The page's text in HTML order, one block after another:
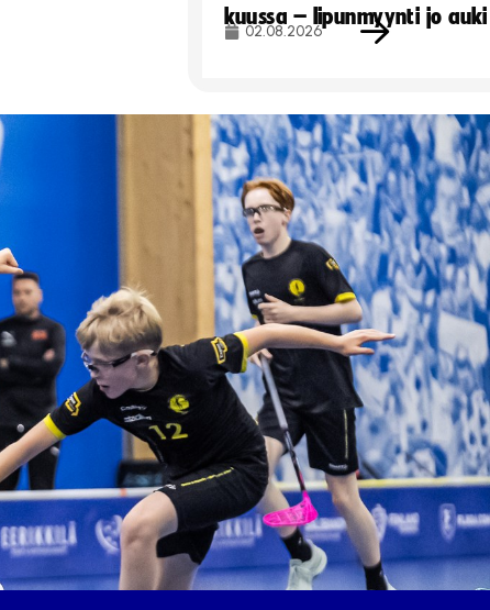
kuussa – lipunmyynti jo auki
02.08.2026